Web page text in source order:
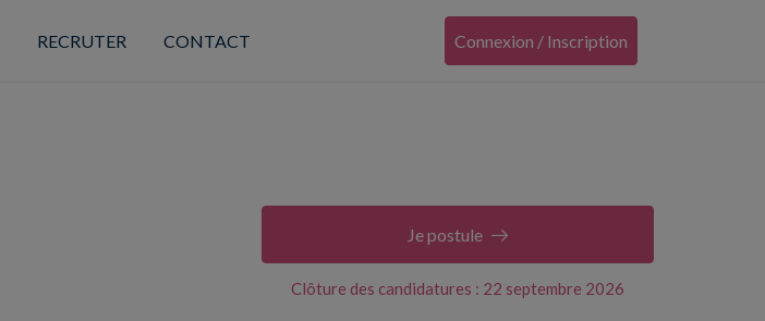
RECRUTER CONTACT Connexion / Inscription
Clôture des candidatures : 22 septembre 2026
Je postule